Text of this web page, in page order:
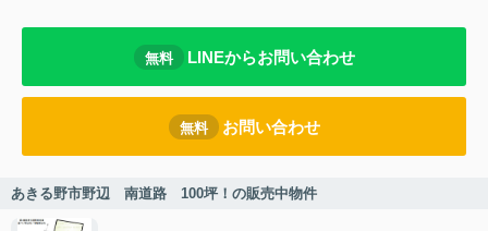
無料 LINEからお問い合わせ
無料 お問い合わせ
あきる野市野辺 南道路 100坪！の販売中物件